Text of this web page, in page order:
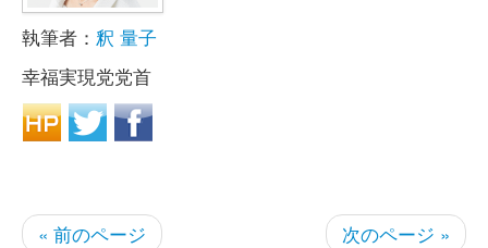
執筆者： 釈 量子
幸福実現党党首
« 前のページ 次のページ »